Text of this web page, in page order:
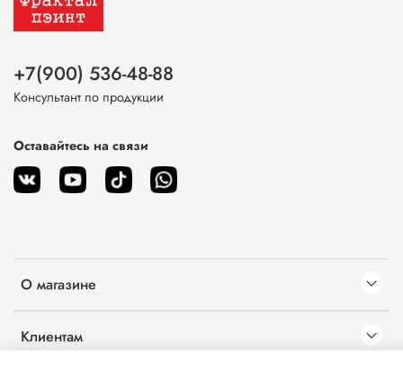
О магазине
Клиентам
+7(900) 536-48-88
Консультант по продукции
Оставайтесь на связи